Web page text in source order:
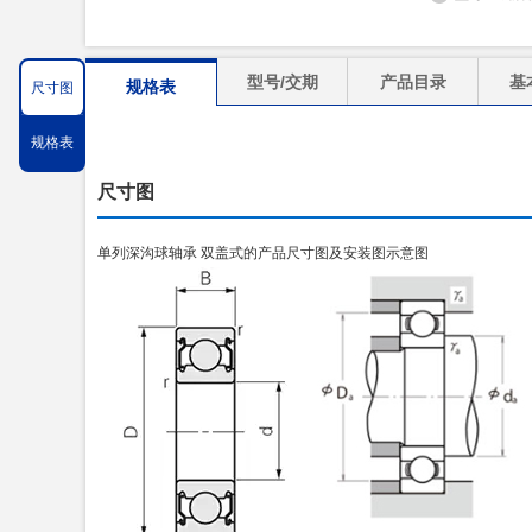
规格表 型号/交期 产品目录 基
尺寸图
单列深沟球轴承 双盖式的产品尺寸图及安装图示意图
尺寸图
规格表